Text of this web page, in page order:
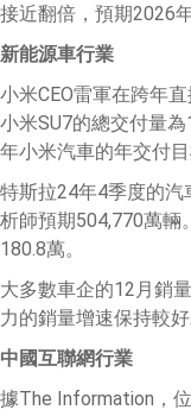
接近翻倍，預期2026
新能源車行業
小米CEO雷軍在跨年
小米SU7的總交付量
年小米汽車的年交付目
特斯拉24年4季度的汽
析師預期504,770萬輛
180.8萬。
大多數車企的12月銷
力的銷量增速保持較
中國互聯網行業
據The Information，